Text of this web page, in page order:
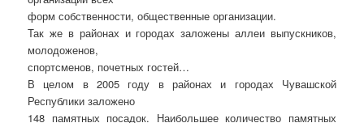
форм собственности, общественные организации.
Так же в районах и городах заложены аллеи выпускников,
молодоженов,
спортсменов, почетных гостей…
В целом в 2005 году в районах и городах Чувашской
Республики заложено
148 памятных посадок. Наибольшее количество памятных